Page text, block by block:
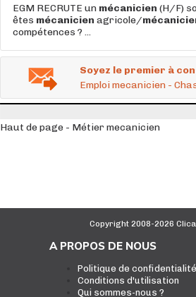
EGM RECRUTE un mécanicien (H/F)
êtes mécanicien agricole/
compétences ? ...
Soyez le premier à
Emploi mecanicien -
Haut de page - Métier mecanicien
Copyright 2008-2026
A PROPOS DE NOUS
Politique de confidentialité
Conditions d'utilisation
Qui sommes-nous ?